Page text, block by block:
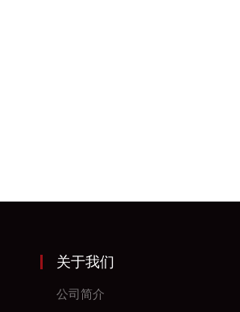
关于我们
公司简介